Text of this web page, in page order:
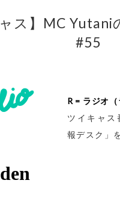
ャス】MC
#55
R = ラジオ（
ツイキャ
報デスク」